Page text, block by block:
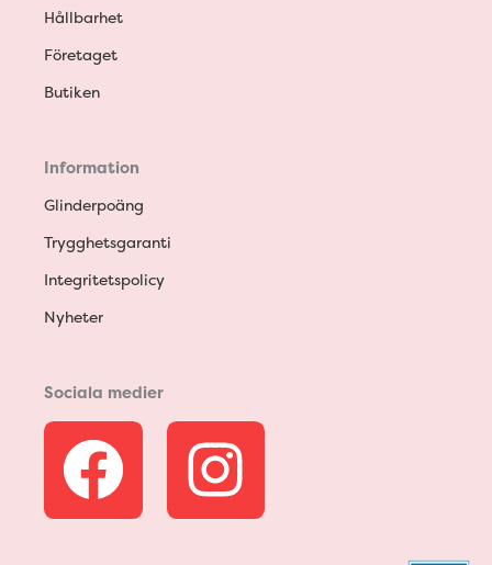
Hållbarhet
Företaget
Butiken
Information
Glinderpoäng
Trygghetsgaranti
Integritetspolicy
Nyheter
Sociala medier
F
a
I
n